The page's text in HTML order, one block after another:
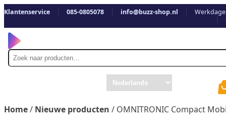
Klantenservice 085-0805078 info@buzz-shop.nl
Zoek
naar
Home/ Nieuwe producten / OMNITRONIC Compact